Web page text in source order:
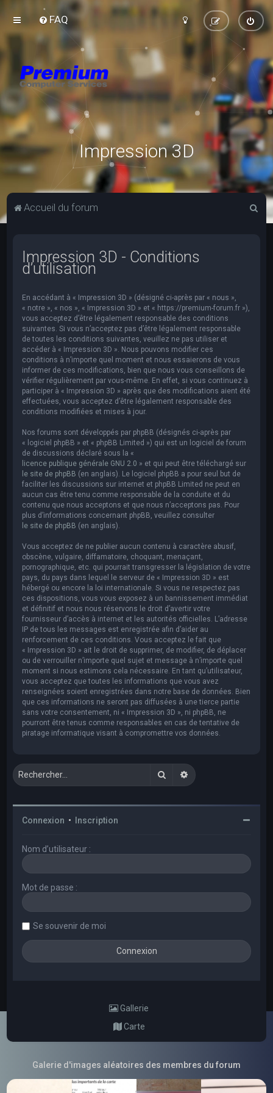
FAQ
Impression 3D
Accueil du forum
Impression 3D - Conditions
d’utilisation
En accédant à « Impression 3D » (désigné ci-après par « nous »,
« notre », « nos », « Impression 3D » et « https://premium-forum.fr »),
vous acceptez d’être légalement responsable des conditions
suivantes. Si vous n’acceptez pas d’être légalement responsable
de toutes les conditions suivantes, veuillez ne pas utiliser et
accéder à « Impression 3D ». Nous pouvons modifier ces
conditions à n’importe quel moment et nous essaierons de vous
informer de ces modifications, bien que nous vous conseillons de
vérifier régulièrement par vous-même. En effet, si vous continuez à
participer à « Impression 3D » après que des modifications aient été
effectuées, vous acceptez d’être légalement responsable des
conditions modifiées et mises à jour.
Nos forums sont développés par phpBB (désignés ci-après par
« logiciel phpBB » et « phpBB Limited ») qui est un logiciel de forum
de discussions déclaré sous la «
licence publique générale GNU 2.0 » et qui peut être téléchargé sur
le site de phpBB (en anglais). Le logiciel phpBB a pour seul but de
faciliter les discussions sur internet et phpBB Limited ne peut en
aucun cas être tenu comme responsable de la conduite et du
contenu que nous acceptons et que nous n’acceptons pas. Pour
plus d’informations concernant phpBB, veuillez consulter
le site de phpBB (en anglais).
Vous acceptez de ne publier aucun contenu à caractère abusif,
obscène, vulgaire, diffamatoire, choquant, menaçant,
pornographique, etc. qui pourrait transgresser la législation de votre
pays, du pays dans lequel le serveur de « Impression 3D » est
hébergé ou encore la loi internationale. Si vous ne respectez pas
ces dispositions, vous vous exposez à un bannissement immédiat
et définitif et nous nous réservons le droit d’avertir votre
fournisseur d’accès à internet et les autorités officielles. L’adresse
IP de tous les messages est enregistrée afin d’aider au
renforcement de ces conditions. Vous acceptez le fait que
« Impression 3D » ait le droit de supprimer, de modifier, de déplacer
ou de verrouiller n’importe quel sujet et message à n’importe quel
moment si nous estimons cela nécessaire. En tant qu’utilisateur,
vous acceptez que toutes les informations que vous avez
renseignées soient enregistrées dans notre base de données. Bien
que ces informations ne seront pas diffusées à une tierce partie
sans votre consentement, ni « Impression 3D », ni phpBB, ne
pourront être tenus comme responsables en cas de tentative de
piratage informatique visant à compromettre vos données.
RechercherRecherche avancée
Connexion • Inscription
Nom d’utilisateur :
Mot de passe :
Se souvenir de moi
Gallerie
Carte
Galerie d'images aléatoires des membres du forum